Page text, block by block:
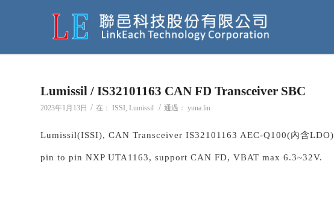
Lumissil / IS32101163 CAN FD Transceiver SBC
2023年1月13日 / 在： ISSI, Lumissil / 通過： yuna.lin
Lumissil(ISSI), CAN Transceiver IS32101163 AEC-Q100(內含LDO)
pin to pin NXP UTA1163, support CAN FD, VBAT max 6.3~32V.